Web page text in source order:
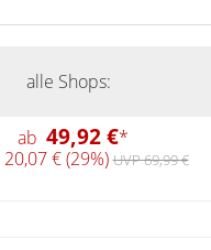
alle Shops:
ab 49,92 €*
20,07 € (29%)UVP 69,99 €